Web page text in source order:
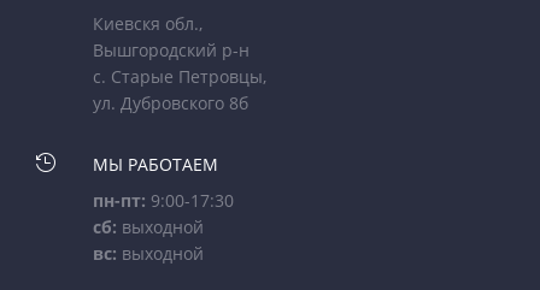
Киевскя обл.,
Вышгородский р-н
с. Старые Петровцы,
ул. Дубровского 8б

МЫ РАБОТАЕМ
пн-пт: 9:00-17:30
сб: выходной
вс: выходной